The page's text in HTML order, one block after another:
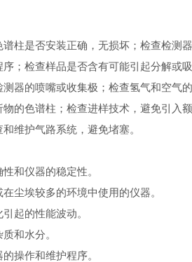
是否安装正确，无损坏；检查检测器
检查样品是否含有可能引起分解或吸
的喷嘴或收集极；检查氢气和空气的
色谱柱；检查进样技术，避免引入额
维护气路系统，避免堵塞。
和仪器的稳定性。
埃较多的环境中使用的仪器。
起的性能波动。
和水分。
操作和维护程序。